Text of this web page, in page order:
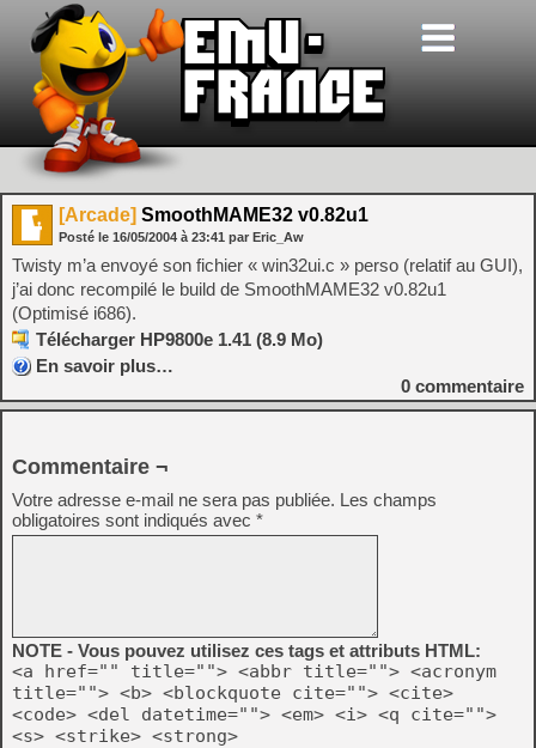
[Arcade] SmoothMAME32 v0.82u1
Posté le 16/05/2004 à 23:41 par Eric_Aw
Twisty m’a envoyé son fichier « win32ui.c » perso (relatif au GUI),
j’ai donc recompilé le build de SmoothMAME32 v0.82u1
(Optimisé i686).
Télécharger HP9800e 1.41 (8.9 Mo)
En savoir plus…
0 commentaire
Commentaire ¬
Votre adresse e-mail ne sera pas publiée. Les champs
obligatoires sont indiqués avec *
NOTE - Vous pouvez utilisez ces tags et attributs HTML:
<a href="" title=""> <abbr title=""> <acronym
title=""> <b> <blockquote cite=""> <cite>
<code> <del datetime=""> <em> <i> <q cite="">
<s> <strike> <strong>